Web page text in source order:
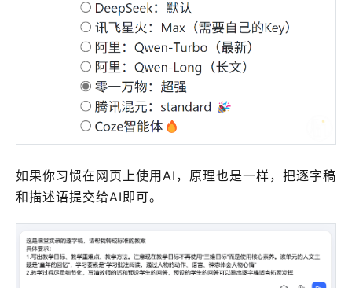
如果你习惯在网页上使用AI，原理也是一样，把逐字稿
和描述语提交给AI即可。